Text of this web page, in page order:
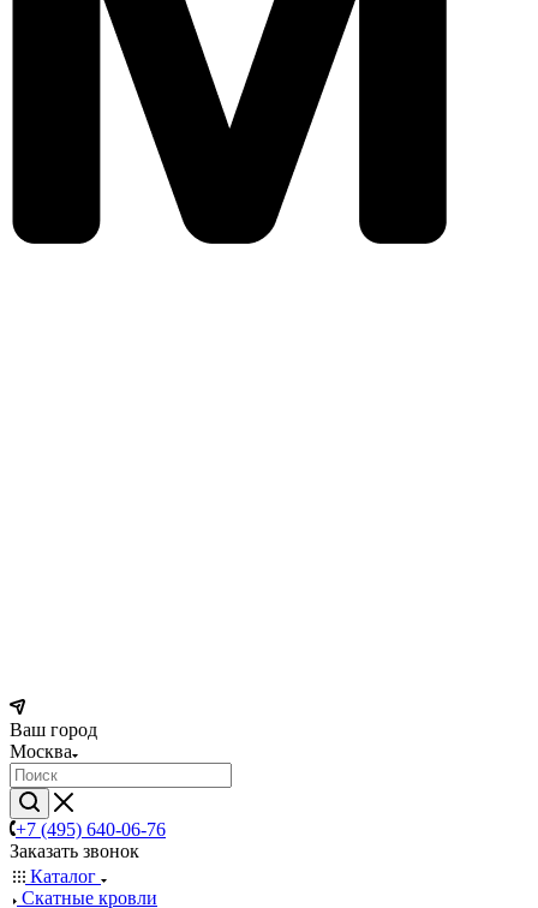
Ваш город
Москва
+7 (495) 640-06-76
Заказать звонок
Каталог
Скатные кровли